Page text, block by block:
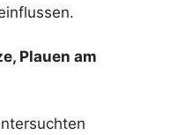
Plauen am